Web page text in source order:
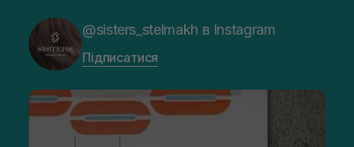
@sisters_stelmakh в Instagram
Підписатися